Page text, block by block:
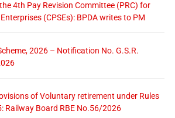
4th Pay Revision Committee (PRC) for
(CPSEs): BPDA writes to PM
2026 – Notification No. G.S.R.
of Voluntary retirement under Rules
Railway Board RBE No.56/2026